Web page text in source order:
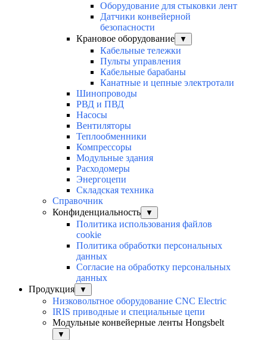
Оборудование для стыковки лент
Датчики конвейерной
безопасности
Крановое оборудование
▼
Кабельные тележки
Пульты управления
Кабельные барабаны
Канатные и цепные электротали
Шинопроводы
РВД и ПВД
Насосы
Вентиляторы
Теплообменники
Компрессоры
Модульные здания
Расходомеры
Энергоцепи
Складская техника
Справочник
Конфиденциальность
▼
Политика использования файлов
cookie
Политика обработки персональных
данных
Согласие на обработку персональных
данных
Продукция
▼
Низковольтное оборудование CNC Electric
IRIS приводные и специальные цепи
Модульные конвейерные ленты Hongsbelt
▼